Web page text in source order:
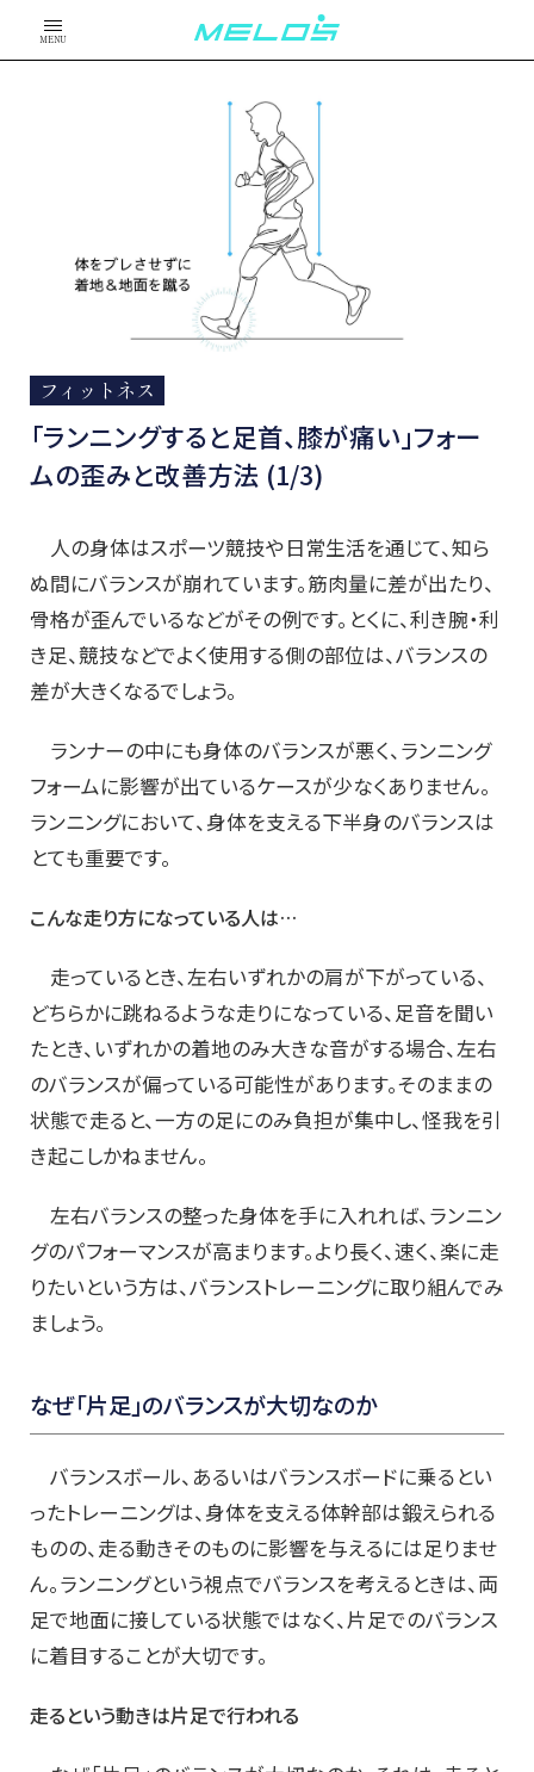
MENU
フィットネス
「ランニングすると足首、膝が痛い」フォー
ムの歪みと改善方法 (1/3)
人の身体はスポーツ競技や日常生活を通じて、知ら
ぬ間にバランスが崩れています。筋肉量に差が出たり、
骨格が歪んでいるなどがその例です。とくに、利き腕・利
き足、競技などでよく使用する側の部位は、バランスの
差が大きくなるでしょう。
ランナーの中にも身体のバランスが悪く、ランニング
フォームに影響が出ているケースが少なくありません。
ランニングにおいて、身体を支える下半身のバランスは
とても重要です。
こんな走り方になっている人は…
走っているとき、左右いずれかの肩が下がっている、
どちらかに跳ねるような走りになっている、足音を聞い
たとき、いずれかの着地のみ大きな音がする場合、左右
のバランスが偏っている可能性があります。そのままの
状態で走ると、一方の足にのみ負担が集中し、怪我を引
き起こしかねません。
左右バランスの整った身体を手に入れれば、ランニン
グのパフォーマンスが高まります。より長く、速く、楽に走
りたいという方は、バランストレーニングに取り組んでみ
ましょう。
なぜ「片足」のバランスが大切なのか
バランスボール、あるいはバランスボードに乗るとい
ったトレーニングは、身体を支える体幹部は鍛えられる
ものの、走る動きそのものに影響を与えるには足りませ
ん。ランニングという視点でバランスを考えるときは、両
足で地面に接している状態ではなく、片足でのバランス
に着目することが大切です。
走るという動きは片足で行われる